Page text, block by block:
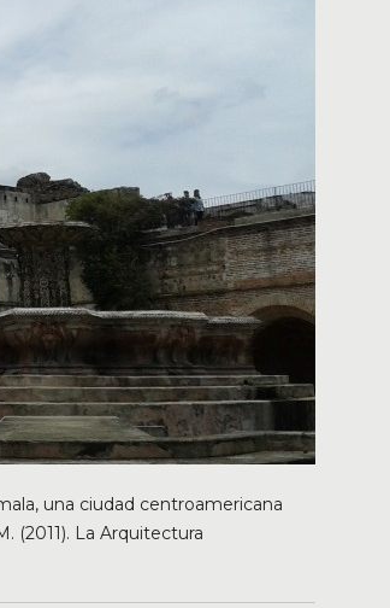
una ciudad centroamericana
(2011). La Arquitectura